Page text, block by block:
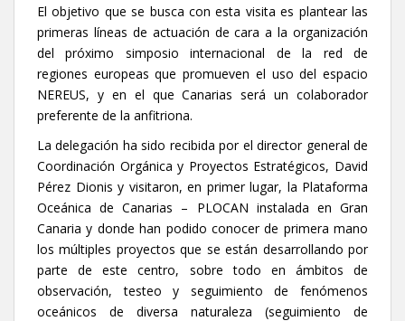
El objetivo que se busca con esta visita es plantear las
primeras líneas de actuación de cara a la organización
del próximo simposio internacional de la red de
regiones europeas que promueven el uso del espacio
NEREUS, y en el que Canarias será un colaborador
preferente de la anfitriona.
La delegación ha sido recibida por el director general de
Coordinación Orgánica y Proyectos Estratégicos, David
Pérez Dionis y visitaron, en primer lugar, la Plataforma
Oceánica de Canarias – PLOCAN instalada en Gran
Canaria y donde han podido conocer de primera mano
los múltiples proyectos que se están desarrollando por
parte de este centro, sobre todo en ámbitos de
observación, testeo y seguimiento de fenómenos
oceánicos de diversa naturaleza (seguimiento de